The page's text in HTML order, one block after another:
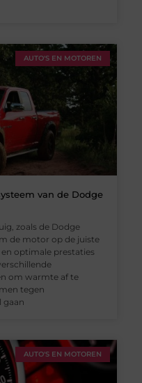
AUTO'S EN MOTOREN
van de Dodge
zoals de Dodge
de motor op de juiste
optimale prestaties
om warmte af te
tegen
gaan
AUTO'S EN MOTOREN